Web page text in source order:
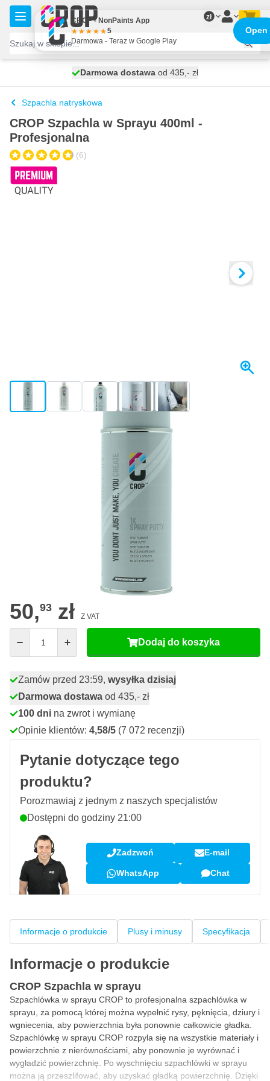
Przejdź do treści
zł
wysyłka dzisiaj
Darmowa dostawa od 435,- zł
100 dni
Szpachla natryskowa
CROP Szpachla w Sprayu 400ml -
Profesjonalna
(6)
View larger imageView larger imageView larger imageView larger imageView larger image
+2
ZAOSZCZĘDŹ 4%
ZAOSZCZĘDŹ 5%
50,93 zł Z VAT
Dodaj do koszyka
Zamów przed 23:59, wysyłka dzisiaj
Darmowa dostawa od 435,- zł
100 dni na zwrot i wymianę
Opinie klientów: 4,58/5 (7 072 recenzji)
Pytanie dotyczące tego
produktu?
Porozmawiaj z jednym z naszych specjalistów
Dostępni do godziny 21:00
Zadzwoń E-mail
WhatsApp Chat
Informacje o produkcie Plusy i minusy Specyfikacja
Informacje o produkcie
CROP Szpachla w sprayu
Szpachlówka w sprayu CROP to profesjonalna szpachlówka w
sprayu, za pomocą której można wypełnić rysy, pęknięcia, dziury i
wgniecenia, aby powierzchnia była ponownie całkowicie gładka.
Szpachlówkę w sprayu CROP rozpyla się na wszystkie materiały i
powierzchnie z nierównościami, aby ponownie je wyrównać i
wygładzić powierzchnię. Po wyschnięciu szpachlówki w sprayu
można ją przeszlifować, aby uzyskać gładką powierzchnię. Dzięki
CROP - NonPaints App
5
Darmowa - Teraz w Google Play
Open